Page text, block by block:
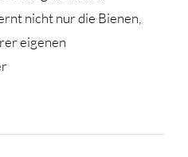
nicht nur die Bienen,
eigenen